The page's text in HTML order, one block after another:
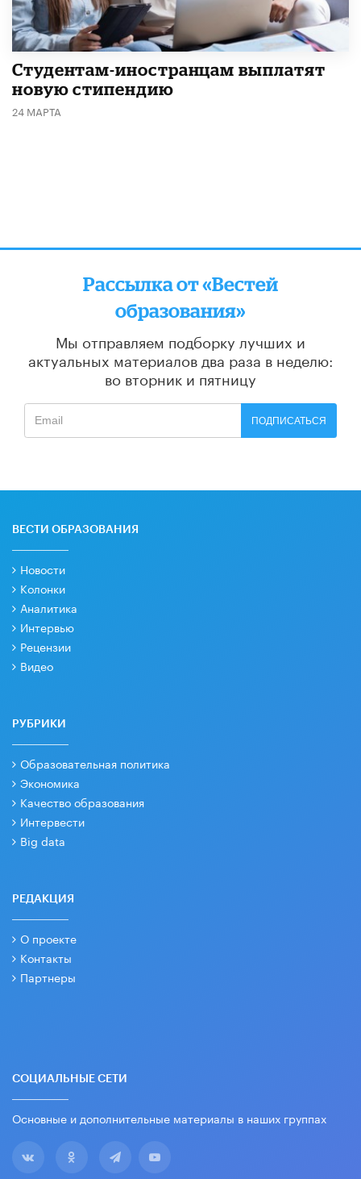
Студентам-иностранцам выплатят
новую стипендию
24 МАРТА
Рассылка от «Вестей
образования»
Мы отправляем подборку лучших и
актуальных материалов два раза в неделю:
во вторник и пятницу
ПОДПИСАТЬСЯ
ВЕСТИ ОБРАЗОВАНИЯ
Новости
Колонки
Аналитика
Интервью
Рецензии
Видео
РУБРИКИ
Образовательная политика
Экономика
Качество образования
Интервести
Big data
РЕДАКЦИЯ
О проекте
Контакты
Партнеры
СОЦИАЛЬНЫЕ СЕТИ
Основные и дополнительные материалы в наших группах